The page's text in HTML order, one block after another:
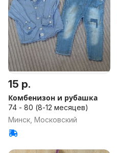
15 р.
Комбенизон и рубашка
74 - 80 (8-12 месяцев)
Минск, Московский